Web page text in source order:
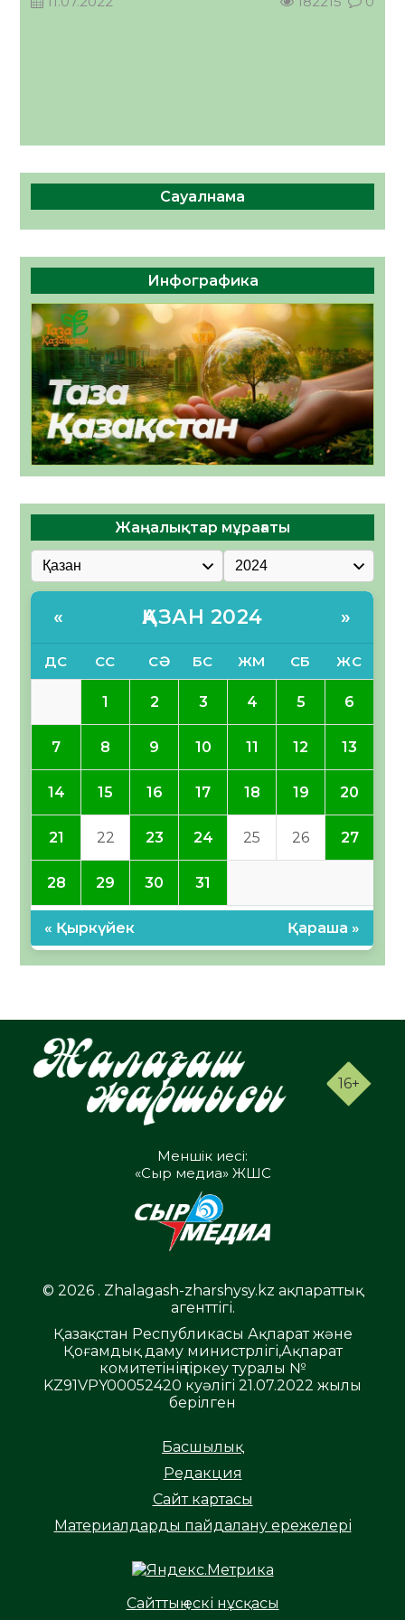
Сауалнама
Инфографика
Жаңалықтар мұрағаты
« ҚАЗАН 2024 »
ДС СС СӘ БС ЖМ СБ ЖС
1 2 3 4 5 6
7 8 9 10 11 12 13
14 15 16 17 18 19 20
21 22 23 24 25 26 27
28 29 30 31
« Қыркүйек Қараша »
16+
Меншік иесі:
«Сыр медиа» ЖШС
© 2026 . Zhalagash-zharshysy.kz ақпараттық
агенттігі.
Қазақстан Республикасы Ақпарат және
Қоғамдық даму министрлігі,Ақпарат
комитетінің тіркеу туралы №
KZ91VPY00052420 куәлігі 21.07.2022 жылы
берілген
Басшылық
Редакция
Сайт картасы
Материалдарды пайдалану ережелері
Сайттың ескі нұсқасы